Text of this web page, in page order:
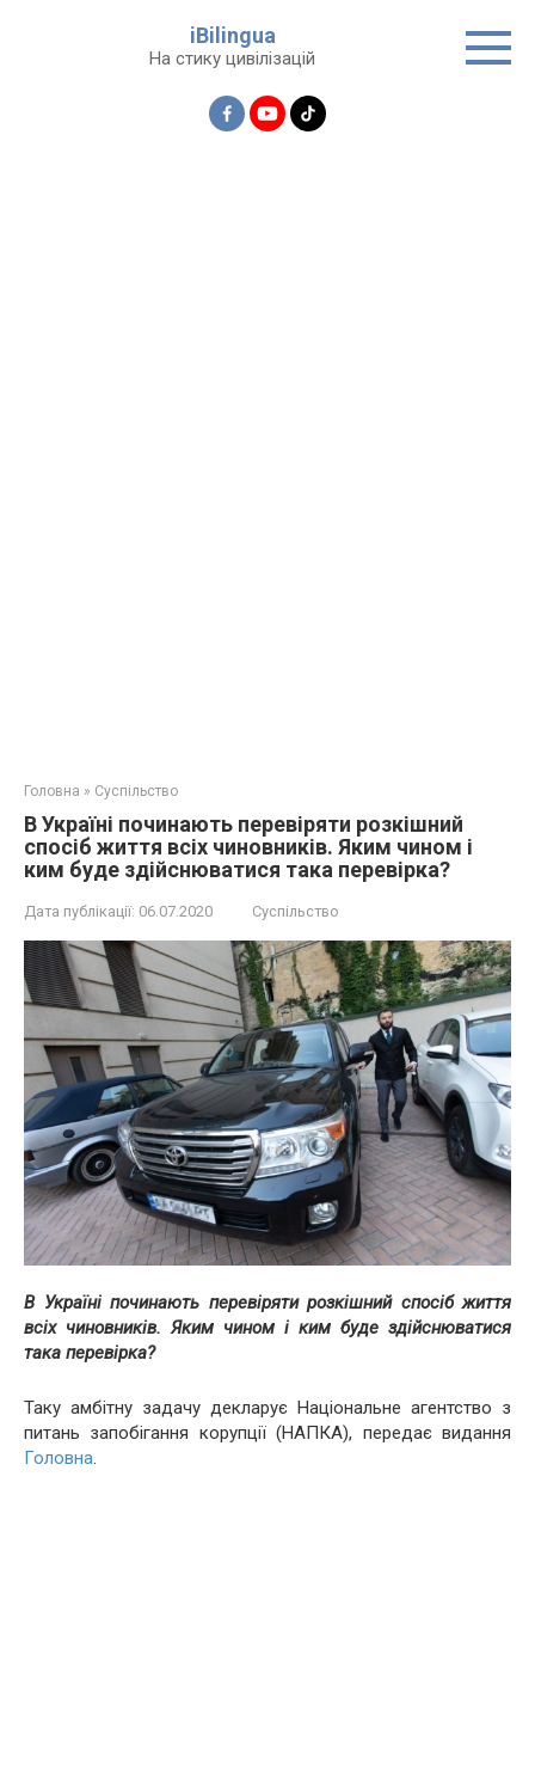
iBilingua
На стику цивілізацій
Головна » Суспільство
В Україні починають перевіряти розкішний
спосіб життя всіх чиновників. Яким чином і
ким буде здійснюватися така перевірка?
Дата публікації: 06.07.2020 Суспільство
В Україні починають перевіряти розкішний спосіб життя
всіх чиновників. Яким чином і ким буде здійснюватися
така перевірка?
Таку амбітну задачу декларує Національне агентство з
питань запобігання корупції (НАПКА), передає видання
Головна.